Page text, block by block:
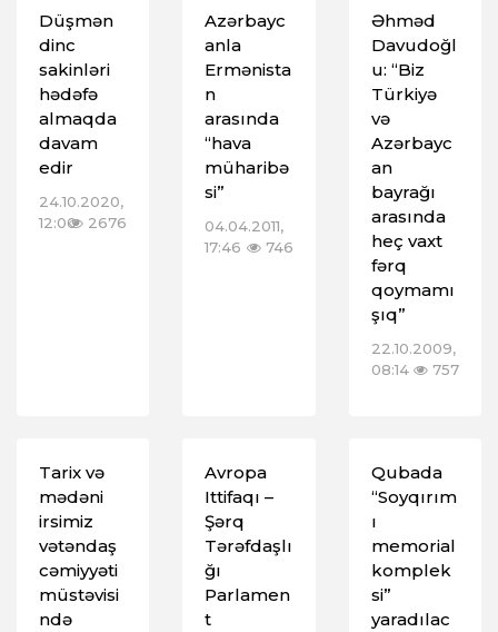
Düşmən
dinc
sakinləri
hədəfə
almaqda
davam
edir
24.10.2020,
12:00
2676
Azərbayc
anla
Ermənista
n
arasında
“hava
müharibə
si”
04.04.2011,
17:46
746
Əhməd
Davudoğl
u: “Biz
Türkiyə
və
Azərbayc
an
bayrağı
arasında
heç vaxt
fərq
qoymamı
şıq”
22.10.2009,
08:14
757
Tarix və
mədəni
irsimiz
vətəndaş
cəmiyyəti
müstəvisi
ndə
Avropa
Ittifaqı –
Şərq
Tərəfdaşlı
ğı
Parlamen
t
Qubada
“Soyqırım
ı
memorial
komplek
si”
yaradılac